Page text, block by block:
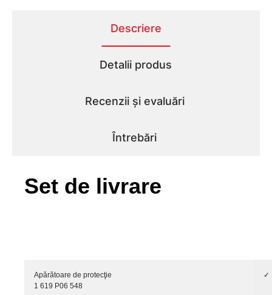
Descriere
Detalii produs
Recenzii și evaluări
Întrebări
Set de livrare
Apărătoare de protecţie
1 619 P06 548
✓